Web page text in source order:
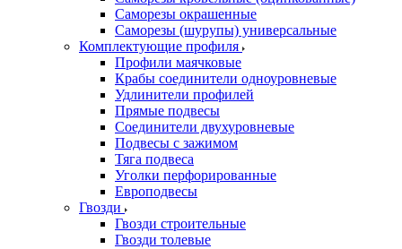
Саморезы окрашенные
Саморезы (шурупы) универсальные
Комплектующие профиля
Профили маячковые
Крабы соединители одноуровневые
Удлинители профилей
Прямые подвесы
Соединители двухуровневые
Подвесы с зажимом
Тяга подвеса
Уголки перфорированные
Европодвесы
Гвозди
Гвозди строительные
Гвозди толевые